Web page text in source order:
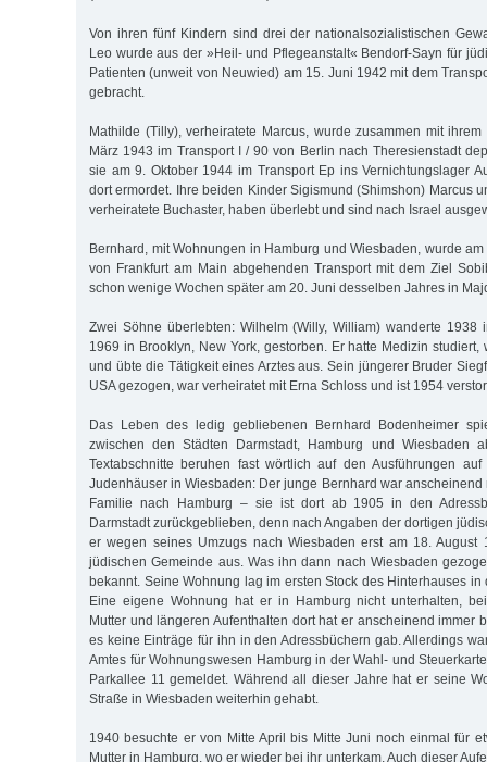
Von ihren fünf Kindern sind drei der nationalsozialistischen
Leo wurde aus der »Heil- und Pflegeanstalt« Bendorf-Sayn für
Patienten (unweit von Neuwied) am 15. Juni 1942 mit dem
gebracht.
Mathilde (Tilly), verheiratete Marcus, wurde zusammen mit
März 1943 im Transport I / 90 von Berlin nach Theresienstadt
sie am 9. Oktober 1944 im Transport Ep ins Vernichtungslager
dort ermordet. Ihre beiden Kinder Sigismund (Shimshon) Marcus
verheiratete Buchaster, haben überlebt und sind nach Israel
Bernhard, mit Wohnungen in Hamburg und Wiesbaden, wurde
von Frankfurt am Main abgehenden Transport mit dem Ziel
schon wenige Wochen später am 20. Juni desselben Jahres in
Zwei Söhne überlebten: Wilhelm (Willy, William) wanderte 1938
1969 in Brooklyn, New York, gestorben. Er hatte Medizin studiert,
und übte die Tätigkeit eines Arztes aus. Sein jüngerer Bruder
USA gezogen, war verheiratet mit Erna Schloss und ist 1954
Das Leben des ledig gebliebenen Bernhard Bodenheimer
zwischen den Städten Darmstadt, Hamburg und Wiesbaden
Textabschnitte beruhen fast wörtlich auf den Ausführungen
Judenhäuser in Wiesbaden: Der junge Bernhard war
Familie nach Hamburg – sie ist dort ab 1905 in den
Darmstadt zurückgeblieben, denn nach Angaben der dortigen
er wegen seines Umzugs nach Wiesbaden erst am 18. August
jüdischen Gemeinde aus. Was ihn dann nach Wiesbaden
bekannt. Seine Wohnung lag im ersten Stock des Hinterhauses in
Eine eigene Wohnung hat er in Hamburg nicht unterhalten,
Mutter und längeren Aufenthalten dort hat er anscheinend immer
es keine Einträge für ihn in den Adressbüchern gab. Allerdings
Amtes für Wohnungswesen Hamburg in der Wahl- und
Parkallee 11 gemeldet. Während all dieser Jahre hat er seine
Straße in Wiesbaden weiterhin gehabt.
1940 besuchte er von Mitte April bis Mitte Juni noch einmal für
Mutter in Hamburg, wo er wieder bei ihr unterkam. Auch dieser